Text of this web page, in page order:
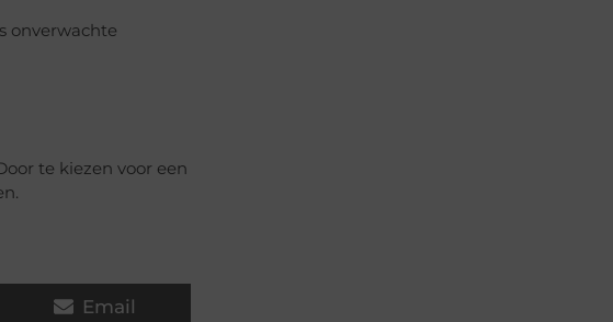
onverwachte
te kiezen voor een
Email